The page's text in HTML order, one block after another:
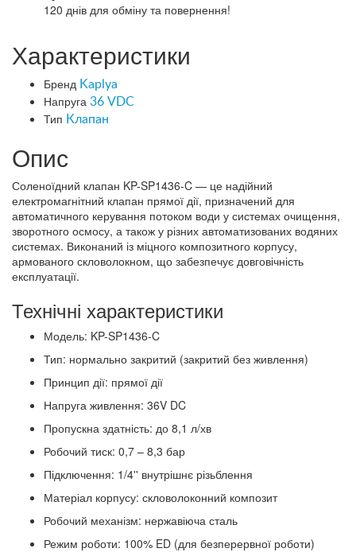
120 днів для обміну та повернення!
Характеристики
Бренд Kaplya
Напруга 36 VDC
Тип Клапан
Опис
Соленоїдний клапан KP-SP1436-C — це надійний
електромагнітний клапан прямої дії, призначений для
автоматичного керування потоком води у системах очищення,
зворотного осмосу, а також у різних автоматизованих водяних
системах. Виконаний із міцного композитного корпусу,
армованого скловолокном, що забезпечує довговічність
експлуатації.
Технічні характеристики
Модель: KP-SP1436-C
Тип: нормально закритий (закритий без живлення)
Принцип дії: прямої дії
Напруга живлення: 36V DC
Пропускна здатність: до 8,1 л/хв
Робочий тиск: 0,7 – 8,3 бар
Підключення: 1/4'' внутрішнє різьблення
Матеріал корпусу: скловолоконний композит
Робочий механізм: нержавіюча сталь
Режим роботи: 100% ED (для безперервної роботи)